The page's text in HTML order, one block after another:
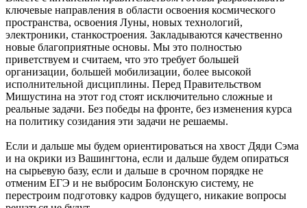
ключевые направления в области освоения космического
пространства, освоения Луны, новых технологий,
электроники, станкостроения. Закладываются качественно
новые благоприятные основы. Мы это полностью
приветствуем и считаем, что это требует большей
организации, большей мобилизации, более высокой
исполнительной дисциплины. Перед Правительством
Мишустина на этот год стоят исключительно сложные и
реальные задачи. Без победы на фронте, без изменения курса
на политику созидания эти задачи не решаемы.
Если и дальше мы будем ориентироваться на хвост Дяди Сэма
и на окрики из Вашингтона, если и дальше будем опираться
на сырьевую базу, если и дальше в срочном порядке не
отменим ЕГЭ и не выбросим Болонскую систему, не
перестроим подготовку кадров будущего, никакие вопросы